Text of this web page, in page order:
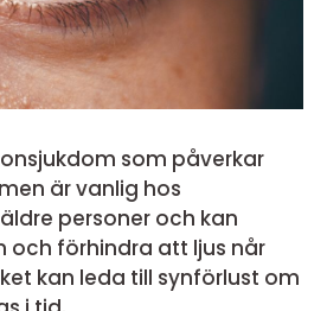
som påverkar
är vanlig hos
personer och kan
och förhindra att ljus når
kan leda till synförlust om